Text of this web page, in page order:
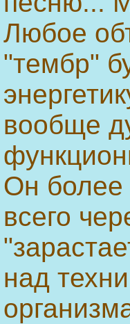
Любое
"тембр"
вообще
Он более
всего
над